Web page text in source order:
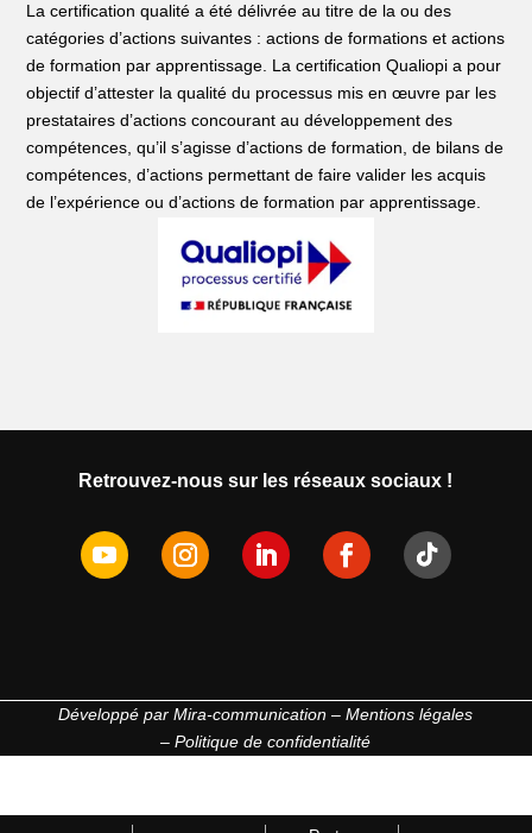
La certification qualité a été délivrée au titre de la ou des
catégories d’actions suivantes : actions de formations et actions
de formation par apprentissage. La certification Qualiopi a pour
objectif d’attester la qualité du processus mis en œuvre par les
prestataires d’actions concourant au développement des
compétences, qu’il s’agisse d’actions de formation, de bilans de
compétences, d’actions permettant de faire valider les acquis
de l’expérience ou d’actions de formation par apprentissage.
Retrouvez-nous sur les réseaux sociaux !
Développé parMira-communication –Mentions légales
–Politique de confidentialité